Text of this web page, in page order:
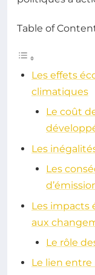
Table of
Les effets
climatiques
Le coût
Les
Les
Les impacts
aux
Le rôle
Le lien